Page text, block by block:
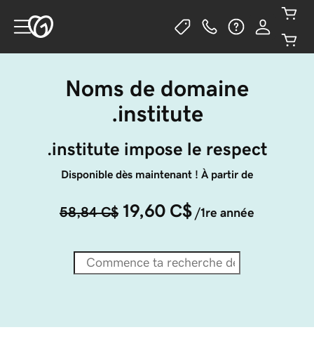
Noms de domaine
.institute
.institute impose le respect
Disponible dès maintenant ! À partir de
58,84 C$ 19,60 C$ /1re année